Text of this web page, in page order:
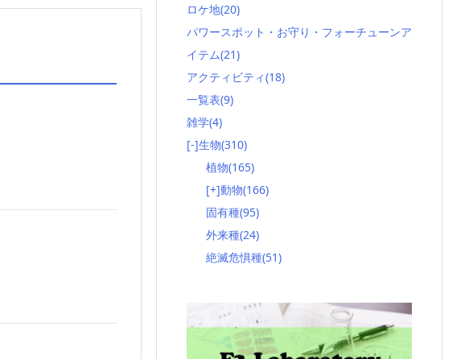
ロケ地(20)
パワースポット・お守り・フォーチューンア
イテム(21)
アクティビティ(18)
一覧表(9)
雑学(4)
[-]生物(310)
植物(165)
[+]動物(166)
固有種(95)
外来種(24)
絶滅危惧種(51)